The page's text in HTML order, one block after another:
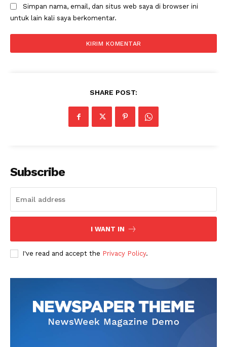
Magazine PRO
SUBSCRIBE NOW
Simpan nama, email, dan situs web saya di browser ini
untuk lain kali saya berkomentar.
SHARE POST:
Subscribe
I WANT IN
I've read and accept the Privacy Policy.